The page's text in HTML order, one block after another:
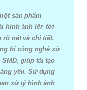
sản phẩm
hình ảnh lên tới
rõ nét và chi tiết.
bị công nghệ xử
giúp tái tạo
yếu. Sử dụng
xử lý hình ảnh